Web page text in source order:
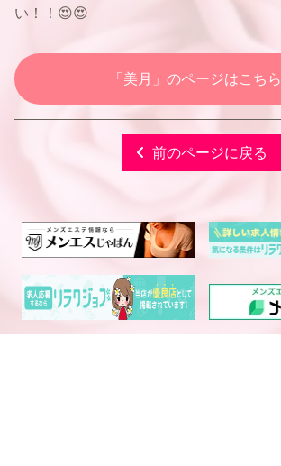
い！！😍😍
「美月」のページはこちら
前のページに戻る